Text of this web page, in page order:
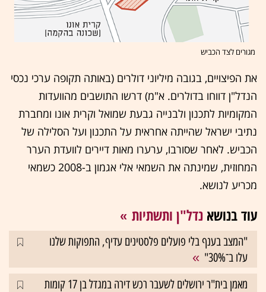
מגורים לצד הכביש
את הפיצויים, בגובה מיליוני דולרים (באותה תקופה ערכי נכסי
הנדל"ן דווחו בדולרים. א"מ) דרשו התושבים מהוועדות
המקומיות לתכנון ולבנייה גבעת שמואל וקרית אונו ומחברת
נתיבי ישראל שהייתה אחראית על התכנון ועל הסלילה של
הכביש. לאחר שסורבו, ערערו מאות דיירים לוועדת הערר
המחוזית, שמינתה את השמאי אלי אגמון ב-2008 כשמאי
מכריע לנושא.
עוד בנושא נדל"ן ותשתיות
"המצב בענף בלי פועלים פלסטינים עדיף, התפוקות שלנו
עלו ב־30%"
מאמן בית"ר ירושלים לשעבר רכש דירה במגדל בן 17 קומות